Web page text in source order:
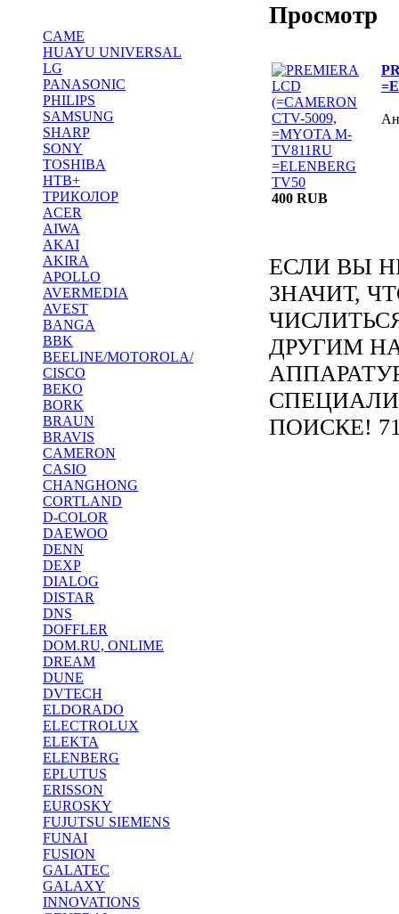
CAME
HUAYU UNIVERSAL
LG
PANASONIC
PHILIPS
SAMSUNG
SHARP
SONY
TOSHIBA
НТВ+
ТРИКОЛОР
ACER
AIWA
AKAI
AKIRA
APOLLO
AVERMEDIA
AVEST
BANGA
BBK
BEELINE/MOTOROLA/
CISCO
BEKO
BORK
BRAUN
BRAVIS
CAMERON
CASIO
CHANGHONG
CORTLAND
D-COLOR
DAEWOO
DENN
DEXP
DIALOG
DISTAR
DNS
DOFFLER
DOM.RU, ONLIME
DREAM
DUNE
DVTECH
ELDORADO
ELECTROLUX
ELEKTA
ELENBERG
EPLUTUS
ERISSON
EUROSKY
FUJUTSU SIEMENS
FUNAI
FUSION
GALATEC
GALAXY
INNOVATIONS
Просмотр
400 RUB
ЕСЛИ ВЫ
ЗНАЧИТ,
ДРУГИМ
ПОИСКЕ!